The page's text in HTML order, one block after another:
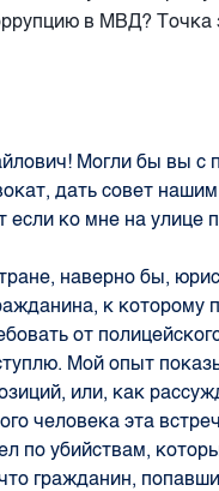
в МВД? Точка
Могли бы вы с
дать совет
если ко мне на улице
наверно бы,
к которому
от
Мой опыт
или, как
человека эта
по убийствам,
гражданин,